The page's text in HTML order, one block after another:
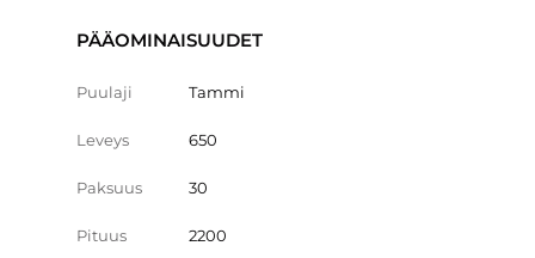
PÄÄOMINAISUUDET
Puulaji Tammi
Leveys 650
Paksuus 30
Pituus 2200